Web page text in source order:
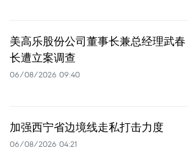
美高乐股份公司董事长兼总经理武春
长遭立案调查
06/08/2026 09:40
加强西宁省边境线走私打击力度
06/08/2026 04:21